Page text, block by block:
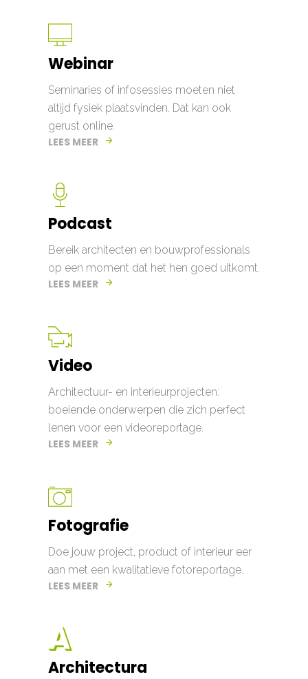
Webinar
Seminaries of infosessies moeten niet
altijd fysiek plaatsvinden. Dat kan ook
gerust online.
LEES MEER
Podcast
Bereik architecten en bouwprofessionals
op een moment dat het hen goed uitkomt.
LEES MEER
Video
Architectuur- en interieurprojecten:
boeiende onderwerpen die zich perfect
lenen voor een videoreportage.
LEES MEER
Fotografie
Doe jouw project, product of interieur eer
aan met een kwalitatieve fotoreportage.
LEES MEER
Architectura